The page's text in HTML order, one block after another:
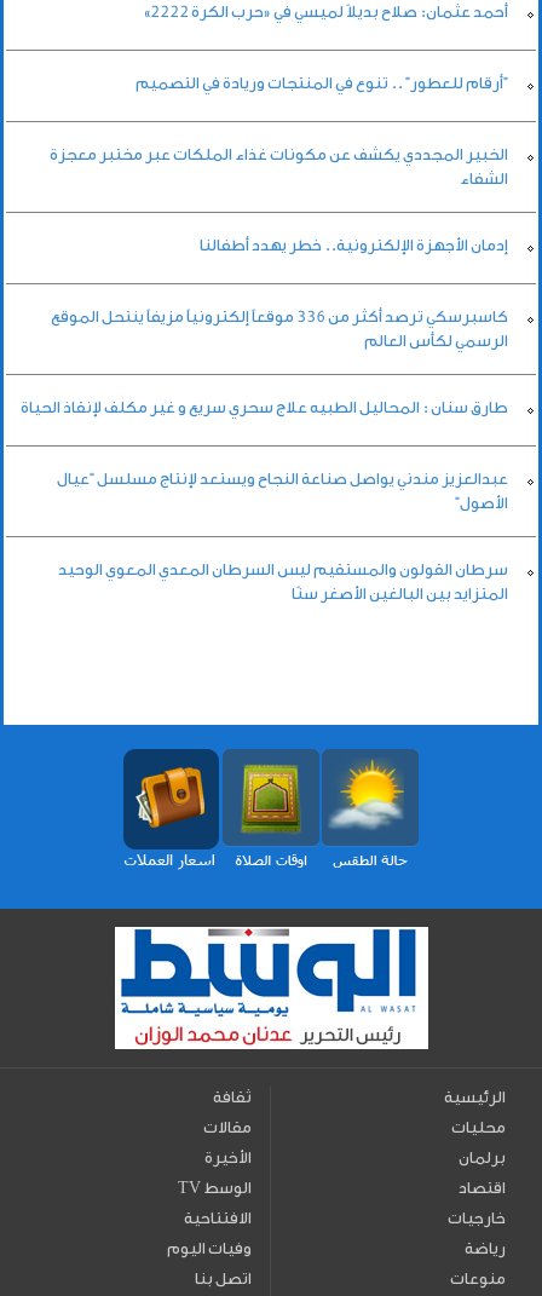
أحمد عثمان: صلاح بديلاً لميسي في «حرب الكرة 2222»
"أرقام للعطور" .. تنوع في المنتجات وريادة في التصميم
الخبير المجددي يكشف عن مكونات غذاء الملكات عبر مختبر معجزة
الشفاء
إدمان الأجهزة الإلكترونية.. خطر يهدد أطفالنا
كاسبرسكي ترصد أكثر من 336 موقعاً إلكترونياً مزيفاً ينتحل الموقع
الرسمي لكأس العالم
طارق سنان : المحاليل الطبيه علاج سحري سريع و غير مكلف لإنقاذ الحياة
عبدالعزيز مندني يواصل صناعة النجاح ويستعد لإنتاج مسلسل “عيال
الأصول”
سرطان القولون والمستقيم ليس السرطان المعدي المعوي الوحيد
المتزايد بين البالغين الأصغر سنًا
الرئيسية
محليات
برلمان
اقتصاد
خارجيات
رياضة
منوعات
ثقافة
مقالات
الأخيرة
TV الوسط
الافتتاحية
وفيات اليوم
اتصل بنا